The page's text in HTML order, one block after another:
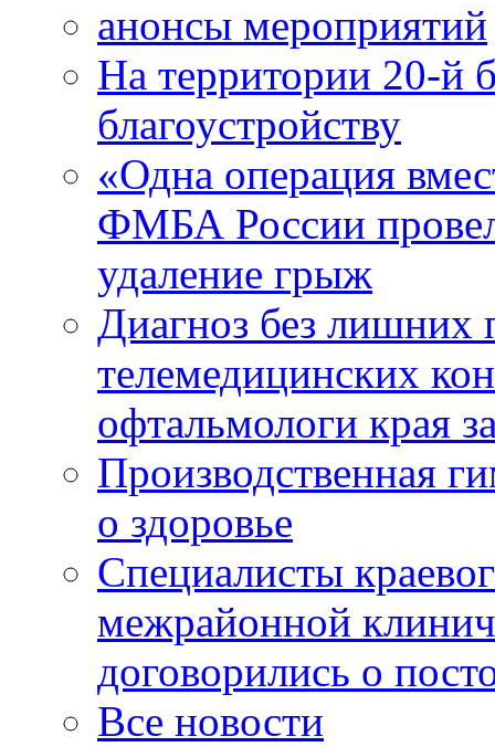
анонсы мероприятий
На территории 20-й
благоустройству
«Одна операция
ФМБА России
удаление грыж
Диагноз без лишних
телемедицинских
офтальмологи края
Производственная
о здоровье
Специалисты
межрайонной
договорились о
Все новости